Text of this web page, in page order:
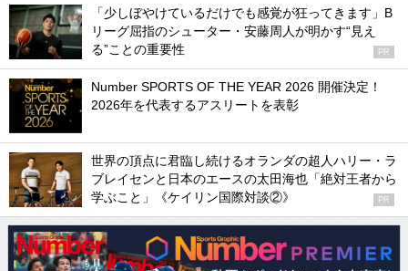
「少しぼやけているだけでも感覚が狂ってきます」B
リーグ屈指のシューター・安藤周人が明かす“見え
る”ことの重要性
PR
Number SPORTS OF THE YEAR 2026 開催決定！
2026年を代表するアスリートを表彰
世界の頂点に君臨し続けるオランダの超人ハリー・ラ
ブレイセンと日本のエースの太田海也「絶対王者から
学ぶこと」《ケイリン国際対談②》
PR